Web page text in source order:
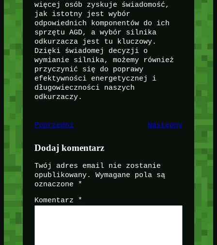
więcej osób zyskuje świadomość,
jak istotny jest wybór
odpowiednich komponentów do ich
sprzętu AGD, a wybór silnika
odkurzacza jest tu kluczowy.
Dzięki świadomej decyzji o
wymianie silnika, możemy również
przyczynić się do poprawy
efektywności energetycznej i
długowieczności naszych
odkurzaczy.
Poprzedni Następny
Dodaj komentarz
Twój adres email nie zostanie
opublikowany.
Wymagane pola są
oznaczone
*
Komentarz *